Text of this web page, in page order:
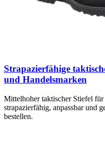
Strapazierfähige
und Handelsmarken
Mittelhoher taktischer Stiefel
strapazierfähig, anpassbar und
bestellen.